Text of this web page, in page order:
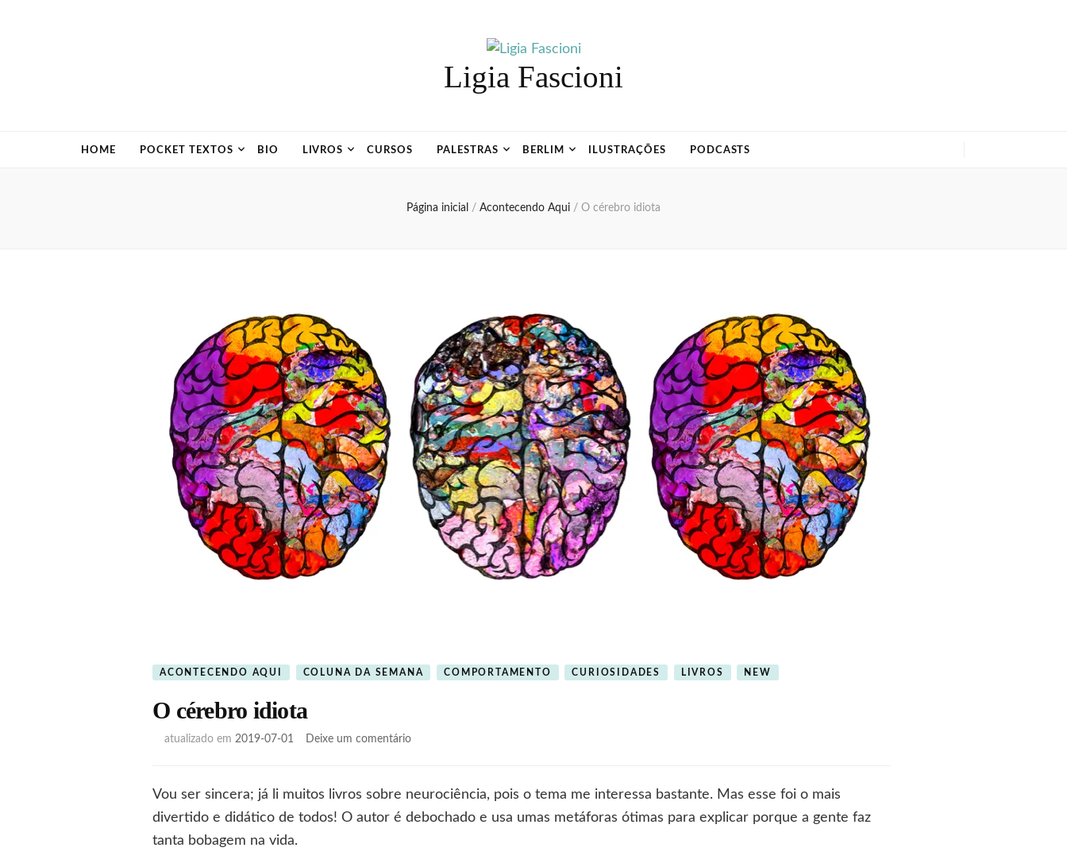
Ligia Fascioni
HOME POCKET TEXTOS BIO LIVROS CURSOS PALESTRAS BERLIM ILUSTRAÇÕES PODCASTS
Página inicial / Acontecendo Aqui / O cérebro idiota
ACONTECENDO AQUI COLUNA DA SEMANA COMPORTAMENTO CURIOSIDADES LIVROS NEW
O cérebro idiota
atualizado em 2019-07-01 Deixe um comentárioem
Vou ser sincera; já li muitos livros sobre neurociência, pois o tema me interessa bastante. Mas esse foi o mais
divertido e didático de todos! O autor é debochado e usa umas metáforas ótimas para explicar porque a gente faz
tanta bobagem na vida.